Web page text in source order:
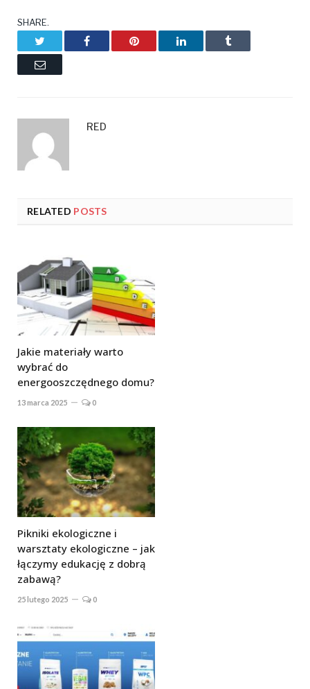
SHARE.
TwitterFacebookPinterestLinkedInTumblr
Email
RED
RELATED POSTS
Jakie materiały warto
wybrać do
energooszczędnego domu?
13 marca 2025 0
Pikniki ekologiczne i
warsztaty ekologiczne – jak
łączymy edukację z dobrą
zabawą?
25 lutego 2025 0